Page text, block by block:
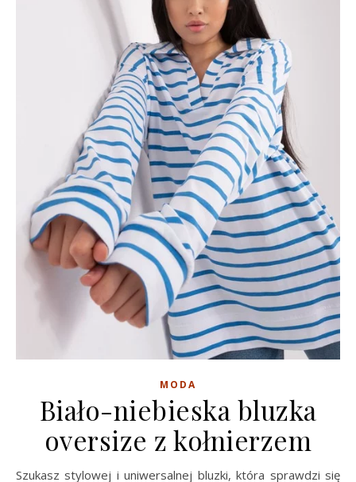
MODA
Biało-niebieska bluzka
oversize z kołnierzem
Szukasz stylowej i uniwersalnej bluzki, która sprawdzi się